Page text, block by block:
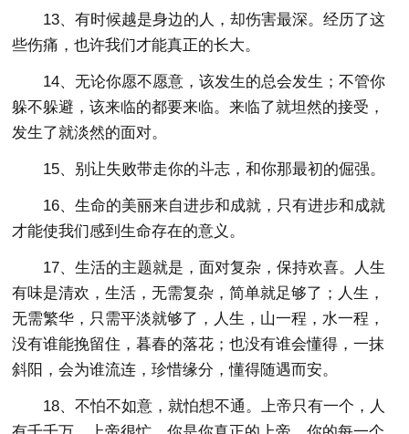
13、有时候越是身边的人，却伤害最深。经历了这
些伤痛，也许我们才能真正的长大。
14、无论你愿不愿意，该发生的总会发生；不管你
躲不躲避，该来临的都要来临。来临了就坦然的接受，
发生了就淡然的面对。
15、别让失败带走你的斗志，和你那最初的倔强。
16、生命的美丽来自进步和成就，只有进步和成就
才能使我们感到生命存在的意义。
17、生活的主题就是，面对复杂，保持欢喜。人生
有味是清欢，生活，无需复杂，简单就足够了；人生，
无需繁华，只需平淡就够了，人生，山一程，水一程，
没有谁能挽留住，暮春的落花；也没有谁会懂得，一抹
斜阳，会为谁流连，珍惜缘分，懂得随遇而安。
18、不怕不如意，就怕想不通。上帝只有一个，人